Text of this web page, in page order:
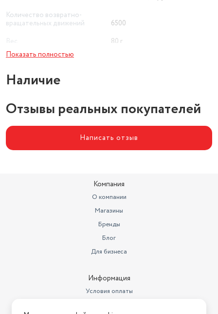
Количество возвратно-
вращательных движений
6500
Вес
80 г
Назначение
Емкость резервуара
Количество режимов работы
1
Показать полностью
Наличие
Отзывы реальных покупателей
Написать отзыв
Компания
О компании
Магазины
Бренды
Блог
Для бизнеса
Информация
Условия оплаты